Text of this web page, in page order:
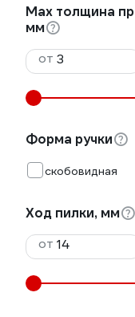
Мах толщина
мм
от
Форма ручки
скобовидная
Ход пилки, мм
от